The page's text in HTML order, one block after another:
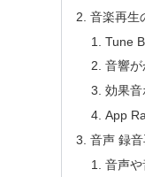
音楽再生
Tune
音響が
効果音
App
音声 録
音声